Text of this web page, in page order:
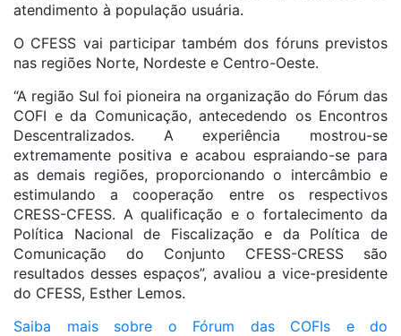
atendimento à população usuária.
O CFESS vai participar também dos fóruns previstos
nas regiões Norte, Nordeste e Centro-Oeste.
“A região Sul foi pioneira na organização do Fórum das
COFI e da Comunicação, antecedendo os Encontros
Descentralizados. A experiência mostrou-se
extremamente positiva e acabou espraiando-se para
as demais regiões, proporcionando o intercâmbio e
estimulando a cooperação entre os respectivos
CRESS-CFESS. A qualificação e o fortalecimento da
Política Nacional de Fiscalização e da Política de
Comunicação do Conjunto CFESS-CRESS são
resultados desses espaços”, avaliou a vice-presidente
do CFESS, Esther Lemos.
Saiba mais sobre o Fórum das COFIs e do